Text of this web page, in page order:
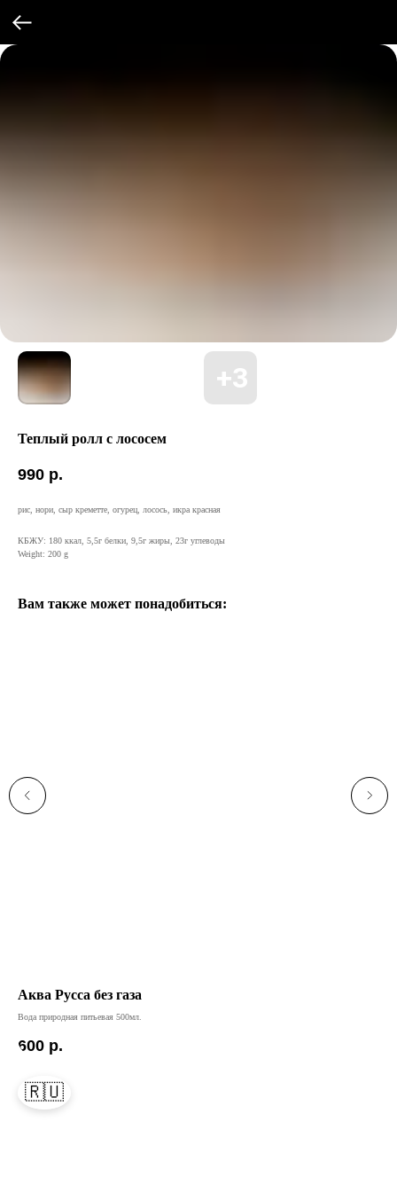
🇷🇺
Теплый ролл с лососем
990 р.
рис, нори, сыр креметте, огурец, лосось, икра красная
КБЖУ: 180 ккал, 5,5г белки, 9,5г жиры, 23г углеводы
Weight: 200 g
Вам также может понадобиться:
Аква Русса без газа
Вода природная питьевая 500мл.
600 р.